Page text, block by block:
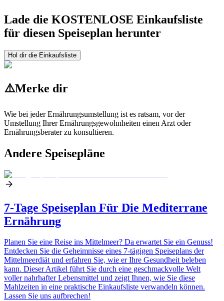
Lade die KOSTENLOSE Einkaufsliste
für diesen Speiseplan herunter
Hol dir die Einkaufsliste
⚠️Merke dir
Wie bei jeder Ernährungsumstellung ist es ratsam, vor der
Umstellung Ihrer Ernährungsgewohnheiten einen Arzt oder
Ernährungsberater zu konsultieren.
Andere Speisepläne
7-Tage Speiseplan Für Die Mediterrane
Ernährung
Planen Sie eine Reise ins Mittelmeer? Da erwartet Sie ein Genuss!
Entdecken Sie die Geheimnisse eines 7-tägigen Speiseplans der
Mittelmeerdiät und erfahren Sie, wie er Ihre Gesundheit beleben
kann. Dieser Artikel führt Sie durch eine geschmackvolle Welt
voller nahrhafter Lebensmittel und zeigt Ihnen, wie Sie diese
Mahlzeiten in eine praktische Einkaufsliste verwandeln können.
Lassen Sie uns aufbrechen!